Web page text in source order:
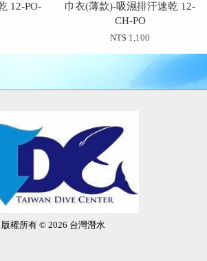
12-PO-
巾衣(薄款)-吸濕排汗速乾 12-
CH-PO
NT$ 1,100
版權所有 © 2026 台灣潛水